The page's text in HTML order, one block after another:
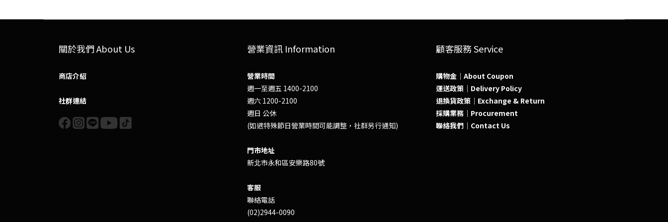
關於我們 About Us
商店介紹
社群連結
營業資訊 Information
營業時間
週一至週五 1400-2100
週六 1200-2100
週日 公休
(如遇特殊節日營業時間可能調整，社群另行通知)
門市地址
新北市永和區安樂路80號
客服
聯絡電話
(02)2944-0090
顧客服務 Service
購物金｜About Coupon
運送政策｜Delivery Policy
退換貨政策｜Exchange & Return
採購業務｜Procurement
聯絡我們｜Contact Us